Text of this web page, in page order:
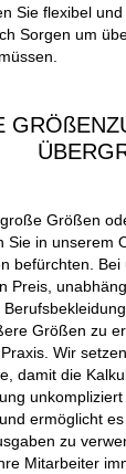
Sie flexibel
Sorgen um
Größen
Sie in unserem
befürchten.
Preis,
Größen zu
Wir
damit die
ermöglicht
zu
Mitarbeiter